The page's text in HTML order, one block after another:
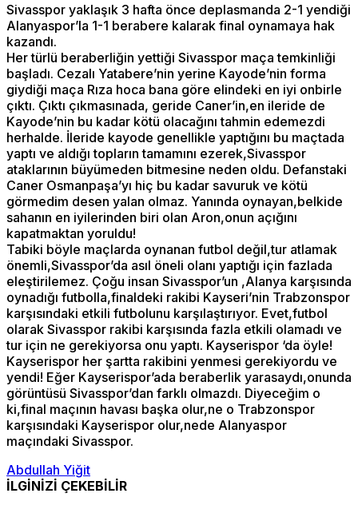
Sivasspor yaklaşık 3 hafta önce deplasmanda 2-1 yendiği
Alanyaspor’la 1-1 berabere kalarak final oynamaya hak
kazandı.
Her türlü beraberliğin yettiği Sivasspor maça temkinliği
başladı. Cezalı Yatabere’nin yerine Kayode’nin forma
giydiği maça Rıza hoca bana göre elindeki en iyi onbirle
çıktı. Çıktı çıkmasınada, geride Caner’in,en ileride de
Kayode’nin bu kadar kötü olacağını tahmin edemezdi
herhalde. İleride kayode genellikle yaptığını bu maçtada
yaptı ve aldığı topların tamamını ezerek,Sivasspor
ataklarının büyümeden bitmesine neden oldu. Defanstaki
Caner Osmanpaşa’yı hiç bu kadar savuruk ve kötü
görmedim desen yalan olmaz. Yanında oynayan,belkide
sahanın en iyilerinden biri olan Aron,onun açığını
kapatmaktan yoruldu!
Tabiki böyle maçlarda oynanan futbol değil,tur atlamak
önemli,Sivasspor’da asıl öneli olanı yaptığı için fazlada
eleştirilemez. Çoğu insan Sivasspor’un ,Alanya karşısında
oynadığı futbolla,finaldeki rakibi Kayseri’nin Trabzonspor
karşısındaki etkili futbolunu karşılaştırıyor. Evet,futbol
olarak Sivasspor rakibi karşısında fazla etkili olamadı ve
tur için ne gerekiyorsa onu yaptı. Kayserispor ‘da öyle!
Kayserispor her şartta rakibini yenmesi gerekiyordu ve
yendi! Eğer Kayserispor’ada beraberlik yarasaydı,onunda
görüntüsü Sivasspor’dan farklı olmazdı. Diyeceğim o
ki,final maçının havası başka olur,ne o Trabzonspor
karşısındaki Kayserispor olur,nede Alanyaspor
maçındaki Sivasspor.
Abdullah Yiğit
İLGİNİZİ ÇEKEBİLİR